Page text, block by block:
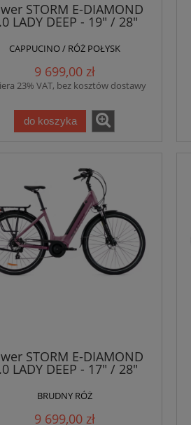
STORM E-DIAMOND
LADY DEEP - 19" / 28"
CAPPUCINO / RÓŻ POŁYSK
9 699,00 zł
23% VAT, bez kosztów dostawy
do koszyka
STORM E-DIAMOND
LADY DEEP - 17" / 28"
BRUDNY RÓŻ
9 699,00 zł